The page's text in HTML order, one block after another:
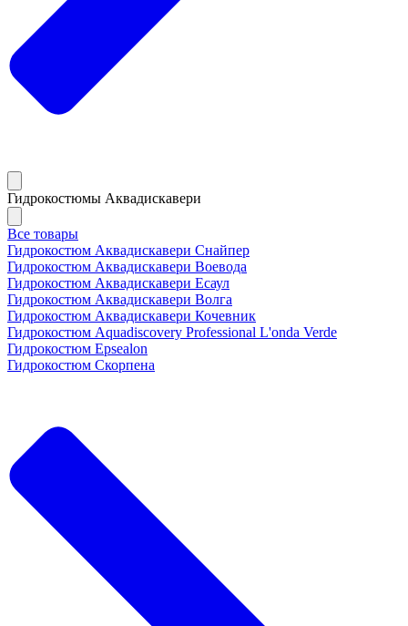
Гидрокостюмы Аквадискавери
Все товары
Гидрокостюм Аквадискавери Снайпер
Гидрокостюм Аквадискавери Воевода
Гидрокостюм Аквадискавери Есаул
Гидрокостюм Аквадискавери Волга
Гидрокостюм Аквадискавери Кочевник
Гидрокостюм Aquadiscovery Professional L'onda Verde
Гидрокостюм Epsealon
Гидрокостюм Скорпена